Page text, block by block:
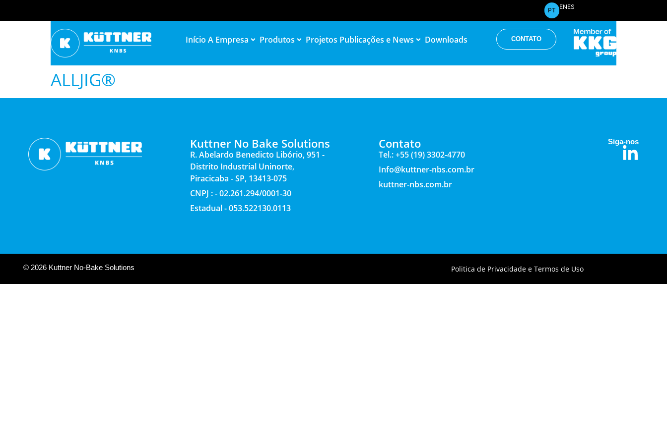
PT ENES
Início A Empresa Produtos Projetos Publicações e News Downloads CONTATO
ALLJIG®
Kuttner No Bake Solutions
R. Abelardo Benedicto Libório, 951 -
Distrito Industrial Uninorte,
Piracicaba - SP, 13413-075
CNPJ : - 02.261.294/0001-30
Estadual - 053.522130.0113
Contato
Tel.: +55 (19) 3302-4770
Info@kuttner-nbs.com.br
kuttner-nbs.com.br
Siga-nos
© 2026 Kuttner No-Bake Solutions Politica de Privacidade e Termos de Uso